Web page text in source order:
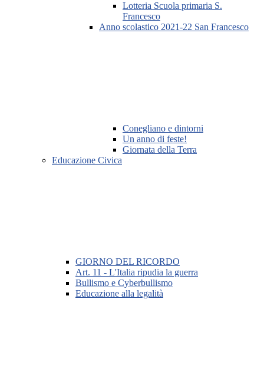
Lotteria Scuola primaria S.
Francesco
Anno scolastico 2021-22 San Francesco
Conegliano e dintorni
Un anno di feste!
Giornata della Terra
Educazione Civica
GIORNO DEL RICORDO
Art. 11 - L'Italia ripudia la guerra
Bullismo e Cyberbullismo
Educazione alla legalità